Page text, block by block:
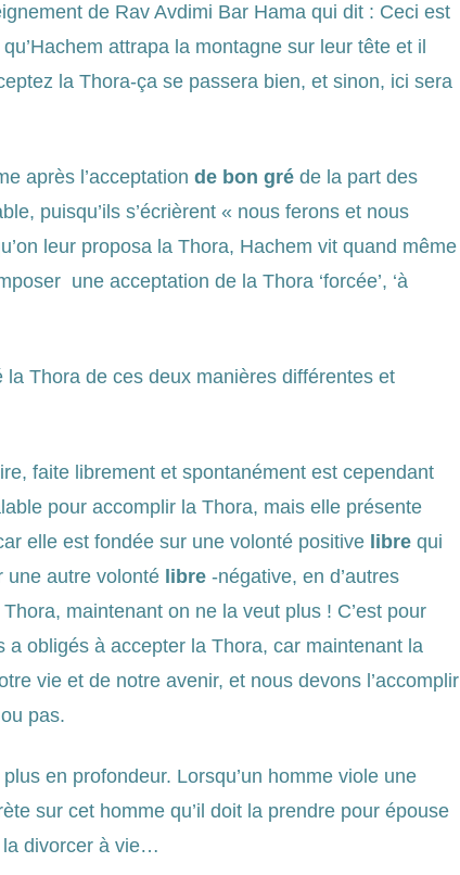
de Rav Avdimi Bar Hama qui dit : Ceci est
attrapa la montagne sur leur tête et il
la Thora-ça se passera bien, et sinon, ici sera
après l’acceptationde bon gré de la part des
puisqu’ils s’écrièrent « nous ferons et nous
leur proposa la Thora, Hachem vit quand même
une acceptation de la Thora ‘forcée’, ‘à
la Thora de ces deux manières différentes et
faite librement et spontanément est cependant
pour accomplir la Thora, mais elle présente
elle est fondée sur une volonté positive libre qui
une autre volonté libre -négative, en d’autres
maintenant on ne la veut plus ! C’est pour
a obligés à accepter la Thora, car maintenant la
vie et de notre avenir, et nous devons l’accomplir
pas.
en profondeur. Lorsqu’un homme viole une
sur cet homme qu’il doit la prendre pour épouse
la divorcer à vie…